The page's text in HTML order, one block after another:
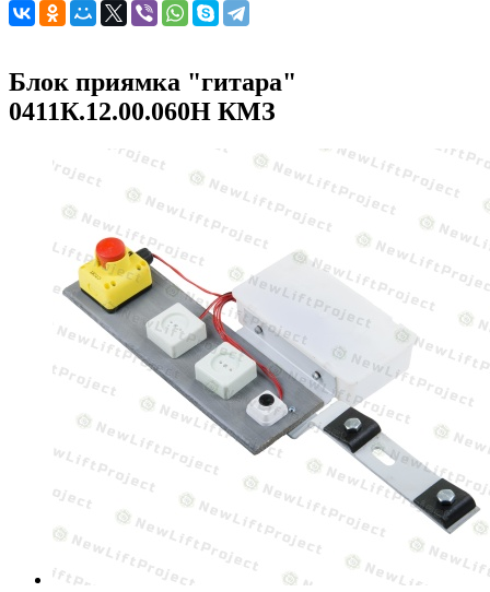
Блок приямка "гитара"
0411К.12.00.060Н КМЗ